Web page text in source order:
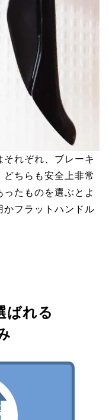
れぞれ、ブレーキ
ちらも安全上非常
たものを選ぶとよ
かフラットハンドル
ばれる